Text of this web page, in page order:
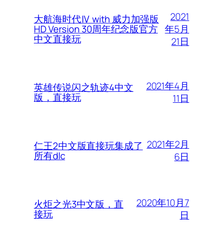
大航海时代Ⅳ with 威力加强版
HD Version 30周年纪念版官方
中文直接玩
2021
年5月
21日
英雄传说闪之轨迹4中文
版，直接玩
2021年4月
11日
仁王2中文版直接玩集成了
所有dlc
2021年2月
6日
火炬之光3中文版，直
接玩
2020年10月7
日